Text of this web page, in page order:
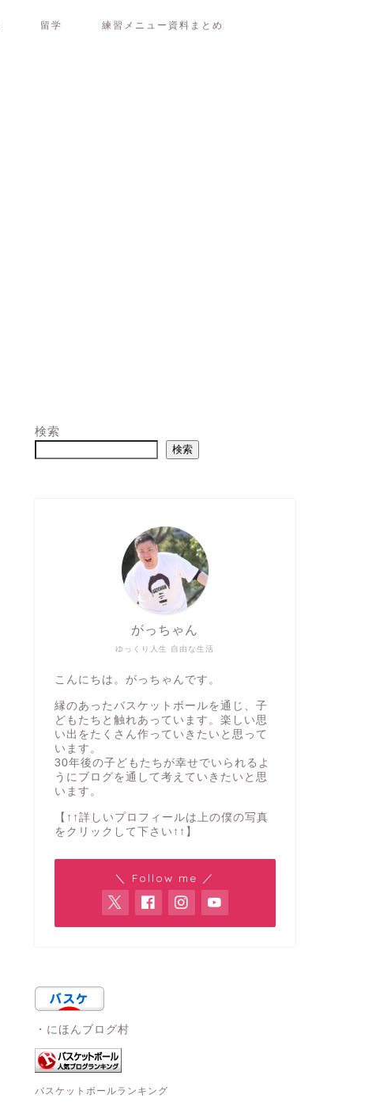
留学 練習メニュー資料まとめ
検索
検索
ゆっくり人生 自由な生活
がっちゃん
こんにちは。がっちゃんです。
縁のあったバスケットボールを通じ、子
どもたちと触れあっています。楽しい思
い出をたくさん作っていきたいと思って
います。
30年後の子どもたちが幸せでいられるよ
うにブログを通して考えていきたいと思
います。
【↑↑詳しいプロフィールは上の僕の写真
をクリックして下さい↑↑】
＼ Follow me ／
・にほんブログ村
バスケットボールランキング